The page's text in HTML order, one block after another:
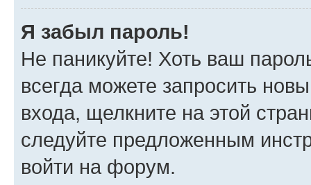
Я забыл пароль!
Не паникуйте! Хоть ваш
всегда можете запросить
входа, щелкните на этой
следуйте предложенным
войти на форум.